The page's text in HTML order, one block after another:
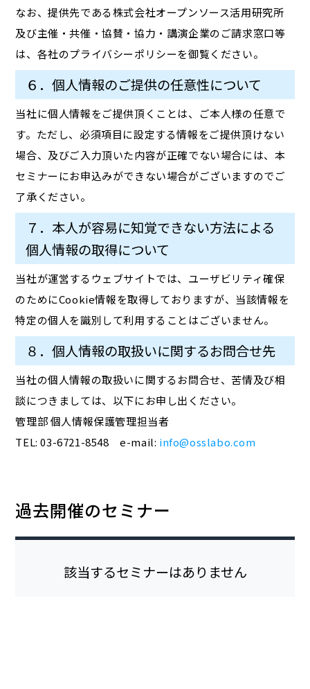
なお、提供先である株式会社オープンソース活用研究所
及び主催・共催・協賛・協力・講演企業のご請求窓口等
は、各社のプライバシーポリシーを御覧ください。
６．個人情報のご提供の任意性について
当社に個人情報をご提供頂くことは、ご本人様の任意で
す。ただし、必須項目に設定する情報をご提供頂けない
場合、及びご入力頂いた内容が正確でない場合には、本
セミナーにお申込みができない場合がございますのでご
了承ください。
７．本人が容易に知覚できない方法による
個人情報の取得について
当社が運営するウェブサイトでは、ユーザビリティ確保
のためにCookie情報を取得しておりますが、当該情報を
特定の個人を識別して利用することはございません。
８．個人情報の取扱いに関するお問合せ先
当社の個人情報の取扱いに関するお問合せ、苦情及び相
談につきましては、以下にお申し出ください。
管理部 個人情報保護管理担当者
TEL: 03-6721-8548 e-mail: info@osslabo.com
過去開催のセミナー
該当するセミナーはありません